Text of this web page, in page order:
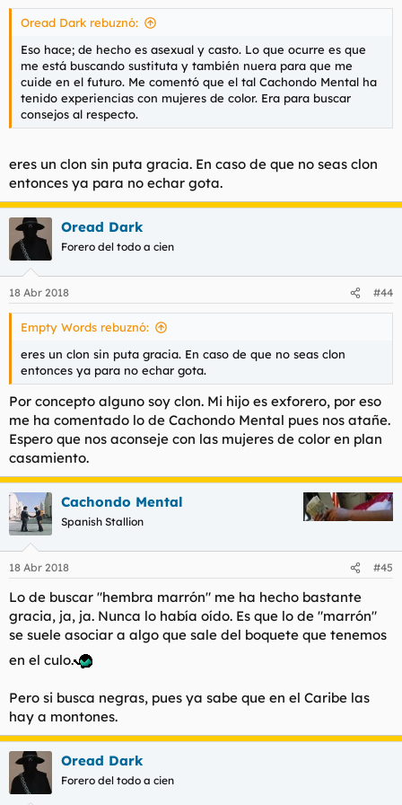
Oread Dark rebuznó:
Eso hace; de hecho es asexual y casto. Lo que ocurre es que
me está buscando sustituta y también nuera para que me
cuide en el futuro. Me comentó que el tal Cachondo Mental ha
tenido experiencias con mujeres de color. Era para buscar
consejos al respecto.
eres un clon sin puta gracia. En caso de que no seas clon
entonces ya para no echar gota.
Oread Dark
Forero del todo a cien
18 Abr 2018 #44
Empty Words rebuznó:
eres un clon sin puta gracia. En caso de que no seas clon
entonces ya para no echar gota.
Por concepto alguno soy clon. Mi hijo es exforero, por eso
me ha comentado lo de Cachondo Mental pues nos atañe.
Espero que nos aconseje con las mujeres de color en plan
casamiento.
Cachondo Mental
Spanish Stallion
18 Abr 2018 #45
Lo de buscar "hembra marrón" me ha hecho bastante
gracia, ja, ja. Nunca lo había oído. Es que lo de "marrón"
se suele asociar a algo que sale del boquete que tenemos
en el culo.
Pero si busca negras, pues ya sabe que en el Caribe las
hay a montones.
Oread Dark
Forero del todo a cien